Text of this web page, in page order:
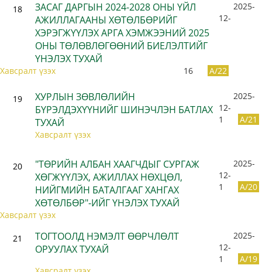
18
ЗАСАГ ДАРГЫН 2024-2028 ОНЫ ҮЙЛ
АЖИЛЛАГААНЫ ХӨТӨЛБӨРИЙГ
ХЭРЭГЖҮҮЛЭХ АРГА ХЭМЖЭЭНИЙ 2025
ОНЫ ТӨЛӨВЛӨГӨӨНИЙ БИЕЛЭЛТИЙГ
ҮНЭЛЭХ ТУХАЙ
2025-
12-
16 A/22
Хавсралт үзэх
19
ХУРЛЫН ЗӨВЛӨЛИЙН
БҮРЭЛДЭХҮҮНИЙГ ШИНЭЧЛЭН БАТЛАХ
ТУХАЙ
2025-
12-
1
A/21
Хавсралт үзэх
20
"ТӨРИЙН АЛБАН ХААГЧДЫГ СУРГАЖ
ХӨГЖҮҮЛЭХ, АЖИЛЛАХ НӨХЦӨЛ,
НИЙГМИЙН БАТАЛГААГ ХАНГАХ
ХӨТӨЛБӨР"-ИЙГ ҮНЭЛЭХ ТУХАЙ
2025-
12-
1
A/20
Хавсралт үзэх
21
ТОГТООЛД НЭМЭЛТ ӨӨРЧЛӨЛТ
ОРУУЛАХ ТУХАЙ
2025-
12-
1
A/19